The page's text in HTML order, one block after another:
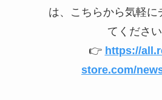
は、こちらから気軽に
てください
👉 https://
store.com/